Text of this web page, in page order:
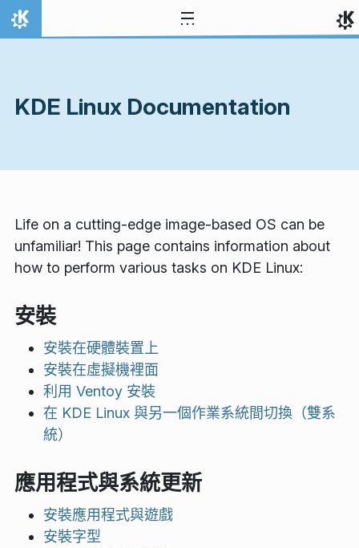
跳到內容
首頁
KDE Linux Documentation
Life on a cutting-edge image-based OS can be
unfamiliar! This page contains information about
how to perform various tasks on KDE Linux:
安裝
安裝在硬體裝置上
安裝在虛擬機裡面
利用 Ventoy 安裝
在 KDE Linux 與另一個作業系統間切換（雙系
統）
應用程式與系統更新
安裝應用程式與遊戲
安裝字型